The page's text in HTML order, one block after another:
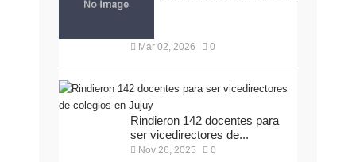
Mar 02, 2026 0
Rindieron 142 docentes para
ser vicedirectores de...
Nov 26, 2025 0